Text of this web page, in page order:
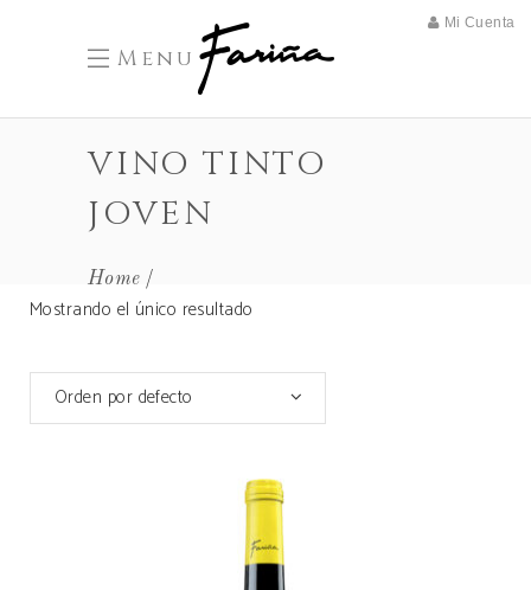
Menu
Mi Cuenta
VINO TINTO
JOVEN
Home
Mostrando el único resultado
Orden por defecto